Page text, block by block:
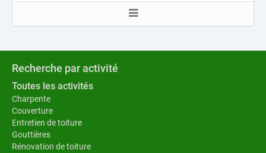
Recherche par activité
Toutes les activités
Charpente
Couverture
Entretien de toiture
Gouttières
Rénovation de toiture